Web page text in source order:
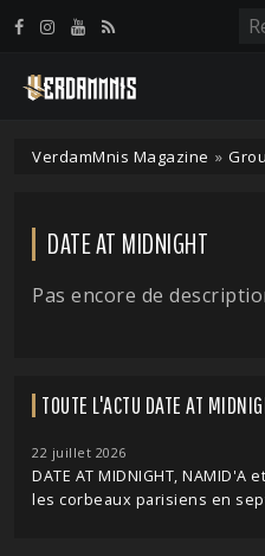
VerdamMnis Magazine »
DATE AT MIDNIGHT
Pas encore de
TOUTE L'ACTU DATE AT
22 juillet 2026
DATE AT MIDNIGHT, NAMID'A
les corbeaux parisiens en
Panneau de gestion des cookies